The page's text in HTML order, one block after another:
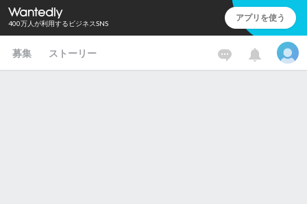
400万人が利用するビジネスSNS アプリを使う
募集 ストーリー